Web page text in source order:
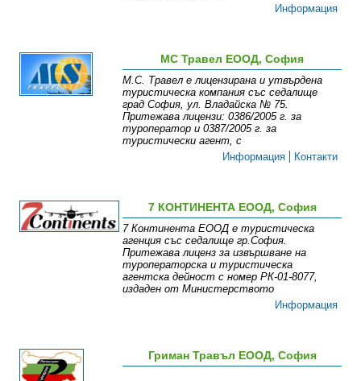
Информация
МС Травел ЕООД, София
М.С. Травел е лицензирана и утвърдена
туристическа компания със седалище
град София, ул. Владайска № 75.
Притежава лицензи: 0386/2005 г. за
туроператор и 0387/2005 г. за
туристически агент, с
Информация
Контакти
7 КОНТИНЕНТА ЕООД, София
7 Континента ЕООД е туристическа
агенция със седалище гр.София.
Притежава лиценз за извършване на
туроператорска и туристическа
агентска дейност с номер РК-01-8077,
издаден от Министерството
Информация
Гриман Травъл ЕООД, София